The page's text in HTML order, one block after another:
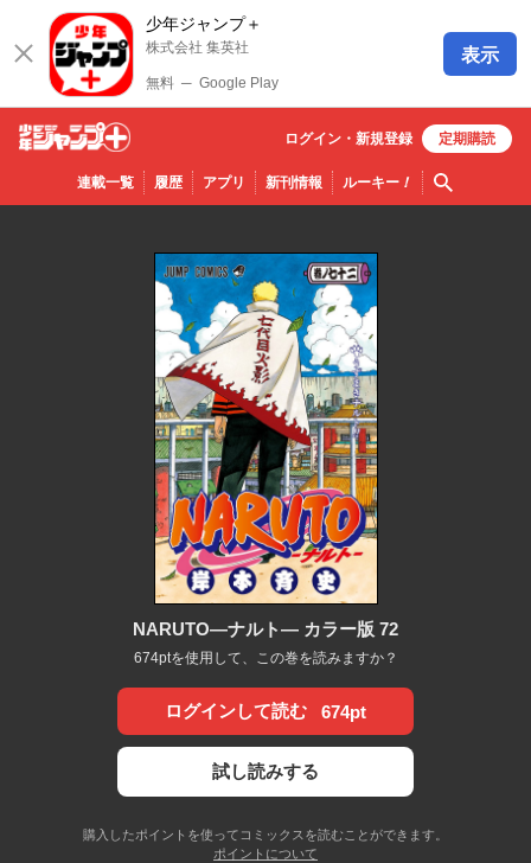
少年ジャンプ＋
株式会社 集英社
無料 ─ Google Play
表示
少年ジ
ャンプ
連載一覧 履歴 アプリ 新刊情報 ルーキー！ 検索
ログイン・ 新規登録 定期購読
NARUTO―ナルト― カラー版 72
674ptを使用して、この巻を読みますか？
ログインして読む 674pt
試し読みする
購入したポイントを使ってコミックスを読むことができます。
ポイントについて